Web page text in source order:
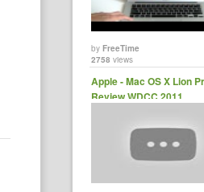
byFreeTime
2758 views
Apple - Mac OS X Lion
Review WDCC 2011